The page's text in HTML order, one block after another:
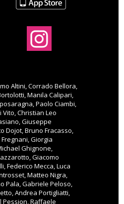
Altini, Corrado Bellora,
Manila Calipari,
Paolo Ciambi,
Vito, Christian Leo
Giuseppe
Dojot, Bruno Fracasso,
Giorgia
Ghignone,
Giacomo
Federico Mecca, Luca
Matteo Nigra,
Pala, Gabriele Peloso,
Andrea Portigliatti,
Pession, Raffaele